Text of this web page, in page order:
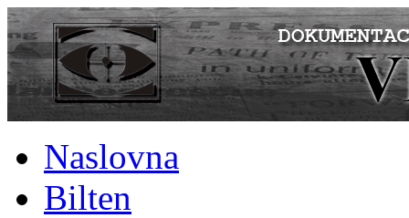
Naslovna
Bilten